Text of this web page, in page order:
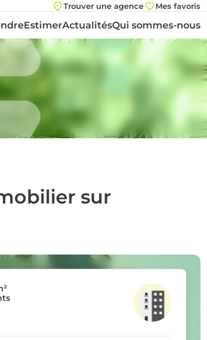
Trouver une agence Mes favoris
EstimerActualitésQui sommes-nous
sur